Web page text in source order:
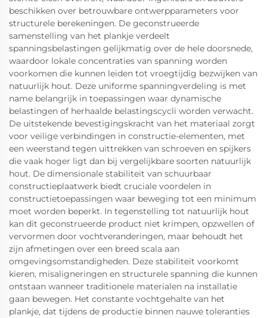
beschikken over betrouwbare ontwerpparameters voor
structurele berekeningen. De geconstrueerde
samenstelling van het plankje verdeelt
spanningsbelastingen gelijkmatig over de hele doorsnede,
waardoor lokale concentraties van spanning worden
voorkomen die kunnen leiden tot vroegtijdig bezwijken van
natuurlijk hout. Deze uniforme spanningverdeling is met
name belangrijk in toepassingen waar dynamische
belastingen of herhaalde belastingscycli worden verwacht.
De uitstekende bevestigingskracht van het materiaal zorgt
voor veilige verbindingen in constructie-elementen, met
een weerstand tegen uittrekken van schroeven en spijkers
die vaak hoger ligt dan bij vergelijkbare soorten natuurlijk
hout. De dimensionale stabiliteit van schuurbaar
constructieplaatwerk biedt cruciale voordelen in
constructietoepassingen waar beweging tot een minimum
moet worden beperkt. In tegenstelling tot natuurlijk hout
kan dit geconstrueerde product niet krimpen, opzwellen of
vervormen door vochtveranderingen, maar behoudt het
zijn afmetingen over een breed scala aan
omgevingsomstandigheden. Deze stabiliteit voorkomt
kieren, misaligneringen en structurele spanning die kunnen
ontstaan wanneer traditionele materialen na installatie
gaan bewegen. Het constante vochtgehalte van het
plankje, dat tijdens de productie binnen nauwe toleranties